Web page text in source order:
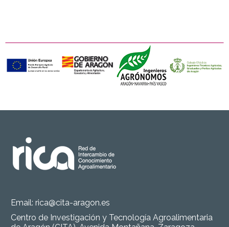
Email: rica@cita-aragon.es
Centro de Investigación y Tecnología Agroalimentaria